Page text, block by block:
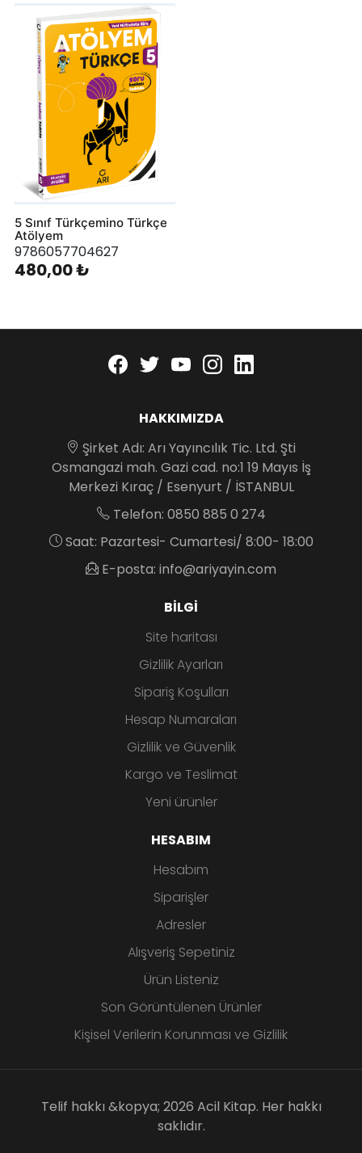
5 Sınıf Türkçemino Türkçe
Atölyem
9786057704627
480,00 ₺
Facebook
twitteryoutubeinstagram
HAKKIMIZDA
Şirket Adı: Arı Yayıncılık Tic. Ltd. Şti
Osmangazi mah. Gazi cad. no:1 19 Mayıs İş
Merkezi Kıraç / Esenyurt / İSTANBUL
Telefon: 0850 885 0 274
Saat: Pazartesi- Cumartesi/ 8:00- 18:00
E-posta: info@ariyayin.com
BILGI
Site haritası
Gizlilik Ayarları
Sipariş Koşulları
Hesap Numaraları
Gizlilik ve Güvenlik
Kargo ve Teslimat
Yeni ürünler
HESABIM
Hesabım
Siparişler
Adresler
Alışveriş Sepetiniz
Ürün Listeniz
Son Görüntülenen Ürünler
Kişisel Verilerin Korunması ve Gizlilik
Telif hakkı &kopya; 2026 Acil Kitap. Her hakkı
saklıdır.